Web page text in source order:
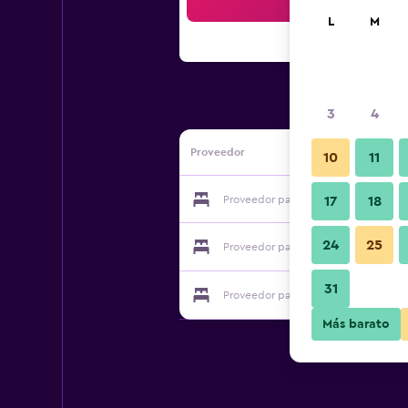
Proveedor
Proveedor para Kim 2 Hotel
Proveedor para Kim 2 Hotel
Proveedor para Kim 2 Hotel
L M
3 4
10 11
17 18
24 25
31
Más barato